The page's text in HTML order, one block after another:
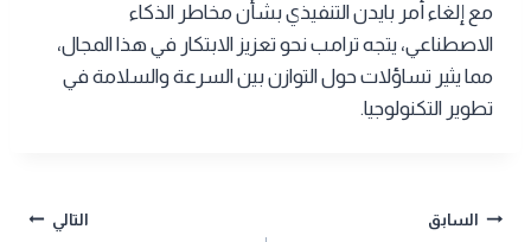
مع إلغاء أمر بايدن التنفيذي بشأن مخاطر الذكاء
الاصطناعي، يتجه ترامب نحو تعزيز الابتكار في هذا المجال،
مما يثير تساؤلات حول التوازن بين السرعة والسلامة في
تطوير التكنولوجيا.
تصفّح
السابق التالي